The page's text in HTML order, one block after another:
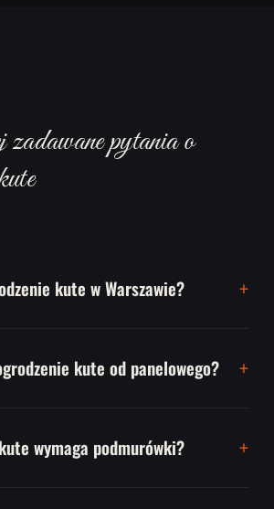
pytania o
kute w Warszawie?
kute od panelowego?
wymaga podmurówki?